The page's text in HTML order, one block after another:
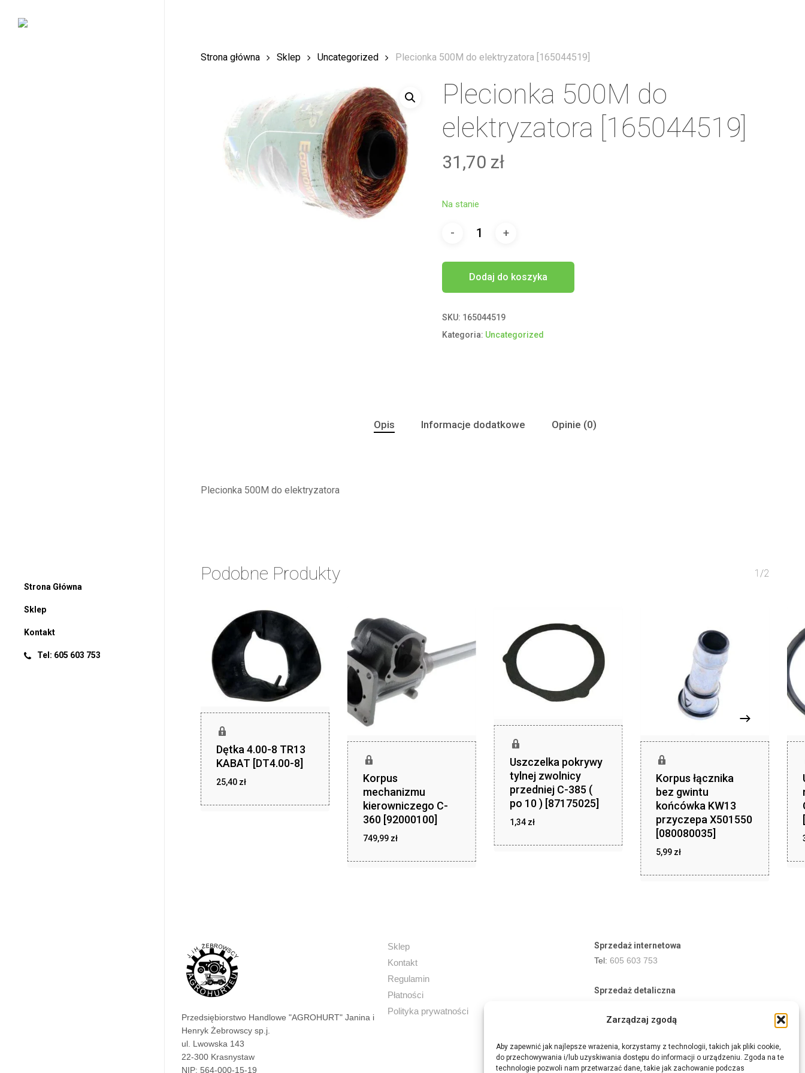
Zarządzaj zgodą
Aby zapewnić jak najlepsze wrażenia, korzystamy z technologii, takich jak pliki cookie,
do przechowywania i/lub uzyskiwania dostępu do informacji o urządzeniu. Zgoda na te
technologie pozwoli nam przetwarzać dane, takie jak zachowanie podczas
Strona Główna
Sklep
Kontakt
Tel: 605 603 753
Strona główna Sklep Uncategorized Plecionka 500M do elektryzatora [165044519]
Plecionka 500M do
elektryzatora [165044519]
31,70 zł
Na stanie
Dodaj do koszyka
SKU: 165044519
Kategoria: Uncategorized
Opis Informacje dodatkowe Opinie (0)
Plecionka 500M do elektryzatora
Podobne Produkty 1/2
Dętka 4.00-8 TR13
KABAT [DT4.00-8]
25,40 zł
Korpus
mechanizmu
kierowniczego C-
360 [92000100]
749,99 zł
Uszczelka pokrywy
tylnej zwolnicy
przedniej C-385 (
po 10 ) [87175025]
1,34 zł
Korpus łącznika
bez gwintu
końcówka KW13
przyczepa X501550
[080080035]
5,99 zł
Przedsiębiorstwo Handlowe "AGROHURT" Janina i
Henryk Żebrowscy sp.j.
ul. Lwowska 143
22-300 Krasnystaw
NIP: 564-000-15-19
Sklep
Kontakt
Regulamin
Płatności
Polityka prywatności
Sprzedaż internetowa
Tel: 605 603 753
Sprzedaż detaliczna
E-mail:aukcje.agrohurt@gmail.com
Godziny działania sklepu
Pon–Pt: 8:00 – 16:00